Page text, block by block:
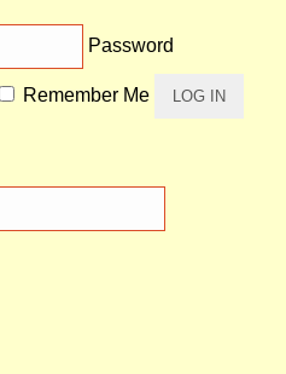
Password
Remember Me